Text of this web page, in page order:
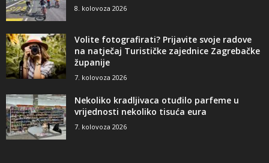
8. kolovoza 2026
Volite fotografirati? Prijavite svoje radove
na natječaj Turističke zajednice Zagrebačke
županije
7. kolovoza 2026
Nekoliko kradljivaca otuđilo parfeme u
vrijednosti nekoliko tisuća eura
7. kolovoza 2026